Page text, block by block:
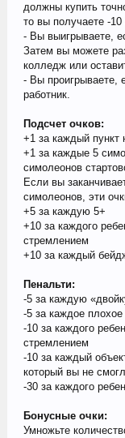
должны купить
то вы получаете -10
- Вы выигрываете,
Затем вы можете
колледж или
- Вы проигрываете,
работник.
Подсчет очков:
+1 за каждый пункт
+1 за каждые 5
симолеонов
Если вы
симолеонов, эти
+5 за каждую 5+
+10 за каждого
стремлением
+10 за каждый
Пенальти:
-5 за каждую
-5 за каждое
-10 за каждого
стремлением
-10 за каждый
который вы не
-30 за каждого
Бонусные очки:
Умножьте